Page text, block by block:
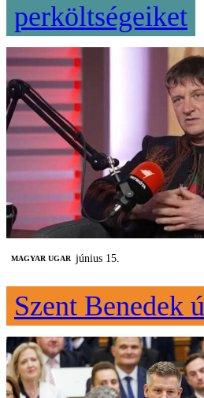
perköltségeiket
MAGYAR UGAR június 15.
Szent Benedek